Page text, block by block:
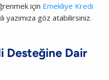
için Emekliye Kredi
yazımıza göz atabilirsiniz.
Desteğine Dair